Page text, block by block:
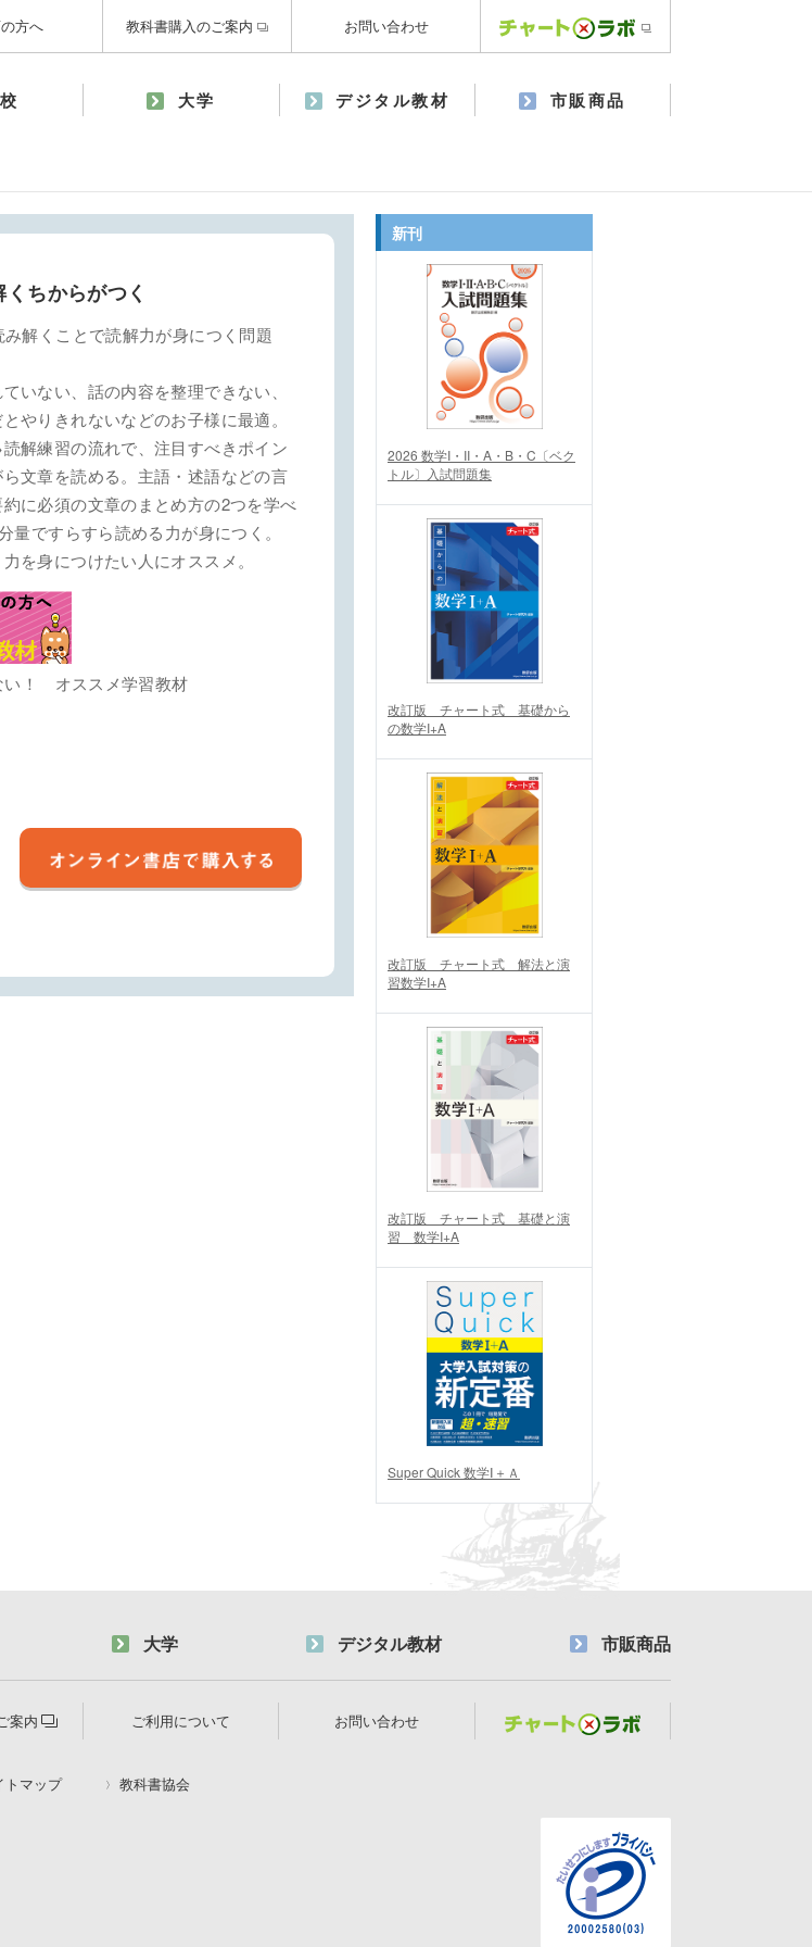
方へ 教科書購入のご案内 お問い合わせ
大学 デジタル教材 市販商品
ちからがつく
解くことで読解力が身につく問題
いない、話の内容を整理できない、
やりきれないなどのお子様に最適。
解練習の流れで、注目すべきポイン
ら文章を読める。主語・述語などの言
に必須の文章のまとめ方の2つを学べ
量ですらすら読める力が身につく。
を身につけたい人にオススメ。
！ オススメ学習教材
新刊
2026 数学I・II・A・B・C〔ベク
トル〕入試問題集
改訂版 チャート式 基礎から
の数学I+A
改訂版 チャート式 解法と演
習数学I+A
改訂版 チャート式 基礎と演
習 数学I+A
Super Quick 数学Ⅰ＋Ａ
大学 デジタル教材 市販商品
案内 ご利用について お問い合わせ
トマップ 教科書協会